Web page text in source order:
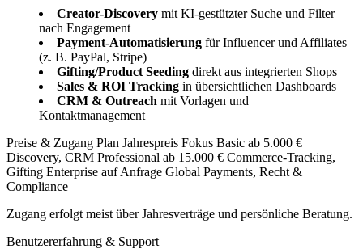
Creator-Discovery mit KI-gestützter Suche und Filter
nach Engagement
Payment-Automatisierung für Influencer und Affiliates
(z. B. PayPal, Stripe)
Gifting/Product Seeding direkt aus integrierten Shops
Sales & ROI Tracking in übersichtlichen Dashboards
CRM & Outreach mit Vorlagen und
Kontaktmanagement
Preise & Zugang Plan Jahrespreis Fokus Basic ab 5.000 €
Discovery, CRM Professional ab 15.000 € Commerce-Tracking,
Gifting Enterprise auf Anfrage Global Payments, Recht &
Compliance
Zugang erfolgt meist über Jahresverträge und persönliche Beratung.
Benutzererfahrung & Support